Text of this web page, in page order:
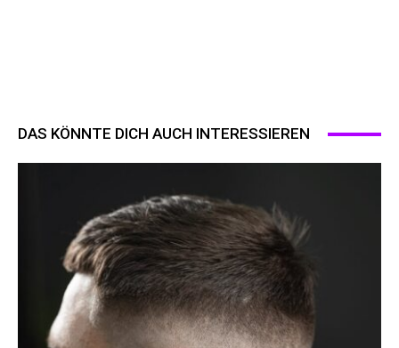
DAS KÖNNTE DICH AUCH INTERESSIEREN